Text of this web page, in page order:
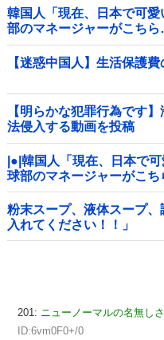
韓国人「現在、日本で可
部のマネージャーがこち
韓国の反応
【迷惑中国人】生活保護
【明らかな犯罪行為です
法侵入する動画を投稿
|●|韓国人「現在、日本で
球部のマネージャーがこ
＝韓国の反応
粉末スープ、液体スープ
入れてください！！」
201: ニューノーマルの名無し
ID:6vm0F0+/0